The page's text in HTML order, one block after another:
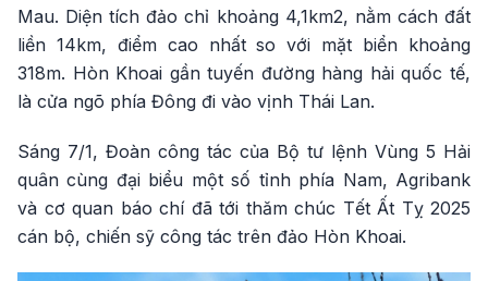
Mau. Diện tích đảo chỉ khoảng 4,1km2, nằm cách đất
liền 14km, điểm cao nhất so với mặt biển khoảng
318m. Hòn Khoai gần tuyến đường hàng hải quốc tế,
là cửa ngõ phía Đông đi vào vịnh Thái Lan.
Sáng 7/1, Đoàn công tác của Bộ tư lệnh Vùng 5 Hải
quân cùng đại biểu một số tỉnh phía Nam, Agribank
và cơ quan báo chí đã tới thăm chúc Tết Ất Tỵ 2025
cán bộ, chiến sỹ công tác trên đảo Hòn Khoai.